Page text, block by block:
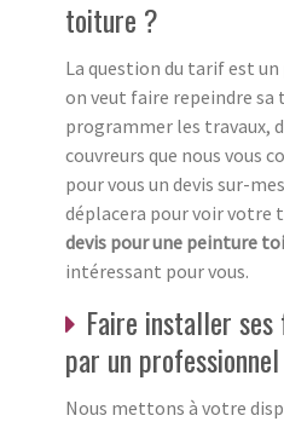
toiture ?
La question du tarif est
on veut faire repeindre sa
programmer les travaux,
couvreurs que nous vous
pour vous un devis sur-
déplacera pour voir votre
devis pour une peinture
intéressant pour vous.
Faire installer
par un professionnel
Nous mettons à votre